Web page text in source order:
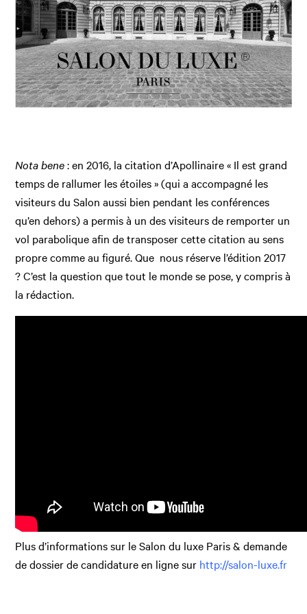
Nota bene: en 2016, la citation d’Apollinaire « Il est grand
temps de rallumer les étoiles » (qui a accompagné les
visiteurs du Salon aussi bien pendant les conférences
qu’en dehors) a permis à un des visiteurs de remporter un
vol parabolique afin de transposer cette citation au sens
propre comme au figuré. Que nous réserve l’édition 2017
? C’est la question que tout le monde se pose, y compris à
la rédaction.
Plus d’informations sur le Salon du luxe Paris & demande
de dossier de candidature en ligne sur http://salon-luxe.fr